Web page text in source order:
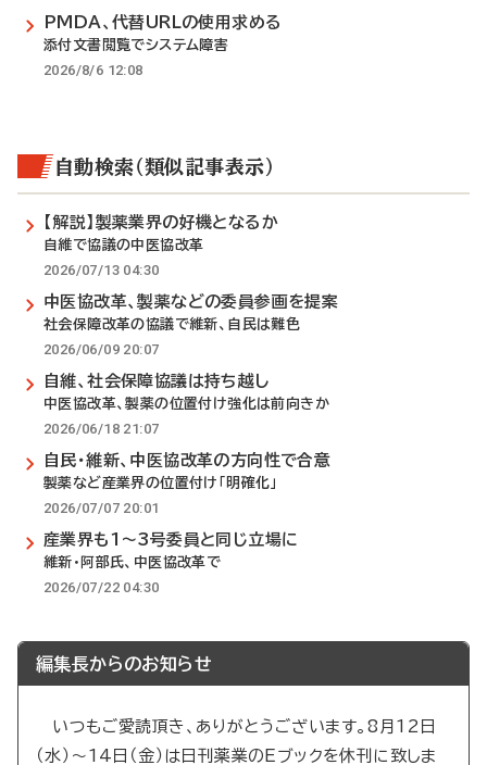
PMDA、代替URLの使用求める
添付文書閲覧でシステム障害
2026/8/6 12:08
自動検索（類似記事表示）
【解説】製薬業界の好機となるか
自維で協議の中医協改革
2026/07/13 04:30
中医協改革、製薬などの委員参画を提案
社会保障改革の協議で維新、自民は難色
2026/06/09 20:07
自維、社会保障協議は持ち越し
中医協改革、製薬の位置付け強化は前向きか
2026/06/18 21:07
自民・維新、中医協改革の方向性で合意
製薬など産業界の位置付け「明確化」
2026/07/07 20:01
産業界も1～3号委員と同じ立場に
維新・阿部氏、中医協改革で
2026/07/22 04:30
編集長からのお知らせ
いつもご愛読頂き、ありがとうございます。8月12日
（水）～14日（金）は日刊薬業のEブックを休刊に致しま